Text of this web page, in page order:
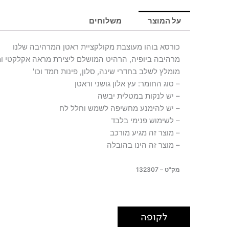
על המוצר משלוחים
כורסא בוהו מעוצבת מקולקציית ראטן המרהיבה שלנו
מרהיבה ביופיה, הרהיט המושלם ליצירת מראה אקלקטי
מומלץ לשלב בחדרי שינה, סלון, פינות חמד וכו'
– סוג החומר: עץ אלון גושני וראטן
– יש לנקות במטלית יבשה
– יש להימנע מחשיפה לשמש וחלל לח
– לשימוש פנימי בלבד
– מוצר זה מגיע מורכב
– מוצר זה הינו בהובלה
מק"ט – 132307
לקופה